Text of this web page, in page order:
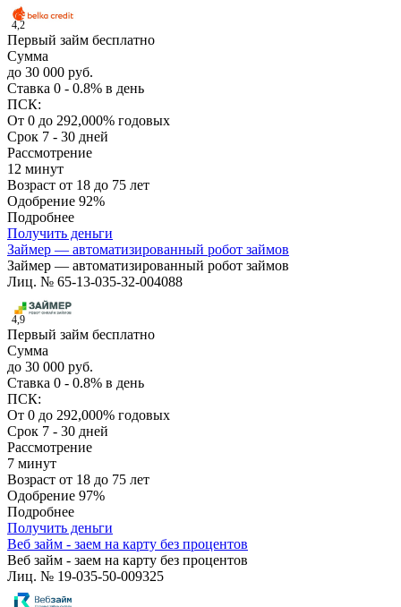
4,2
Первый займ бесплатно
Сумма
до 30 000 руб.
Ставка 0 - 0.8% в день
ПСК:
От 0 до 292,000% годовых
Срок 7 - 30 дней
Рассмотрение
12 минут
Возраст от 18 до 75 лет
Одобрение 92%
Подробнее
Получить деньги
Займер — автоматизированный робот займов
Займер — автоматизированный робот займов
Лиц. № 65-13-035-32-004088
4,9
Первый займ бесплатно
Сумма
до 30 000 руб.
Ставка 0 - 0.8% в день
ПСК:
От 0 до 292,000% годовых
Срок 7 - 30 дней
Рассмотрение
7 минут
Возраст от 18 до 75 лет
Одобрение 97%
Подробнее
Получить деньги
Веб займ - заем на карту без процентов
Веб займ - заем на карту без процентов
Лиц. № 19-035-50-009325